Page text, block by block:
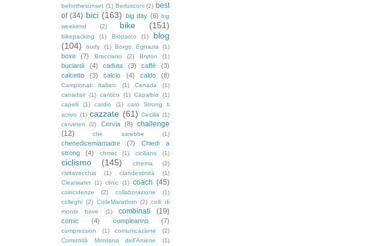
beforthesunset (1) Berlusconi (2) best
of (34) bici (163) big day (6) big
weekend
(2) bike (151)
bikepacking (1) Bioparco (1)
blog
(104)
body (1) Borgo Egnazia (1)
boxe (7) Bracciano (2) Bryton (1)
buciardi (4) caduta (3) caffè
(3)
calcetto
(3) calcio (4) caldo (8)
Campionati Italiani (1) Canada
(1)
canadair (1) cantico (1) Capalbio
(1)
capelli
(1) cardio (1)
caro Strong ti
scrivo (1) cazzate (61) Cecilia (1)
cerveteri
(2) Cervia (8)
challenge
(12)
che sarebbe (1)
chenedicemiamadre (7)
Chiedi a
strong
(4) chmet (1) ciciliano (1)
ciclismo (145) cinema
(2)
civitavecchia
(1) clandestinità
(1)
Clearwater (1) clinic (1) coach (45)
coincidenze (2) collaborazione
(1)
colleghi (2) ColleMarathon (2) colli di
monte bove
(1) combinati (19)
comic (4) compleanno (7)
compression (1) comunicazione
(2)
Comunità Montana dell'Aniene
(1)